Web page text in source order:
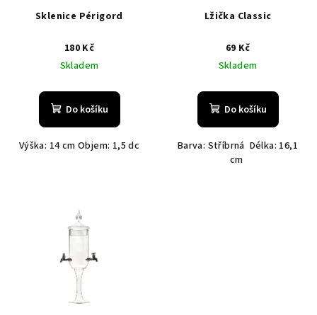
Sklenice Périgord
180 Kč
Skladem
Do košíku
Výška: 14 cm Objem: 1,5 dc
Lžička Classic
69 Kč
Skladem
Do košíku
Barva: Stříbrná Délka: 16,1
cm